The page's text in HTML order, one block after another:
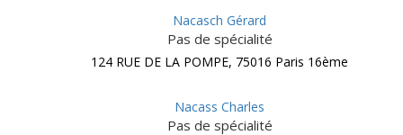
Nacasch Gérard
Pas de spécialité
124 RUE DE LA POMPE, 75016 Paris 16ème
Nacass Charles
Pas de spécialité